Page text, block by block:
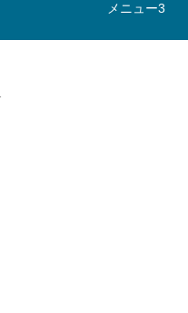
メニュー3